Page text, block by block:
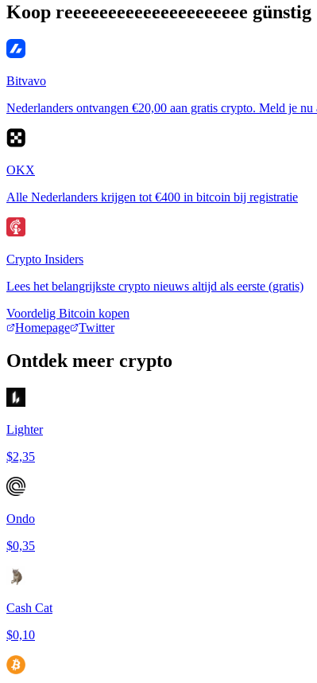
Koop reeeeeeeeeeeeeeeeeeeee günstig
Bitvavo
Nederlanders ontvangen €20,00 aan gratis crypto. Meld je nu
OKX
Alle Nederlanders krijgen tot €400 in bitcoin bij registratie
Crypto Insiders
Lees het belangrijkste crypto nieuws altijd als eerste (gratis)
Voordelig Bitcoin kopen
Homepage
Twitter
Ontdek meer crypto
Lighter
$2,35
Ondo
$0,35
Cash Cat
$0,10